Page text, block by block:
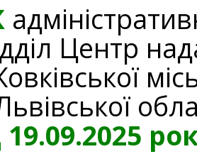
Центр
19.09.2025